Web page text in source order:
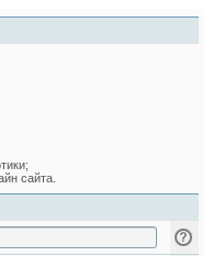
сайта.